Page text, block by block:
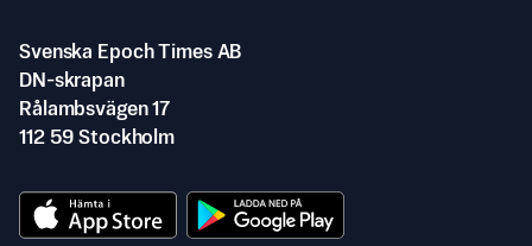
Svenska Epoch Times AB
DN-skrapan
Rålambsvägen 17
112 59 Stockholm